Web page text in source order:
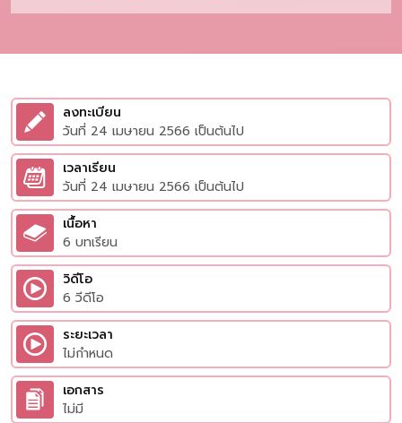
ลงทะเบียน
วันที่ 24 เมษายน 2566 เป็นต้นไป
เวลาเรียน
วันที่ 24 เมษายน 2566 เป็นต้นไป
เนื้อหา
6 บทเรียน
วิดีโอ
6 วีดีโอ
ระยะเวลา
ไม่กำหนด
เอกสาร
ไม่มี